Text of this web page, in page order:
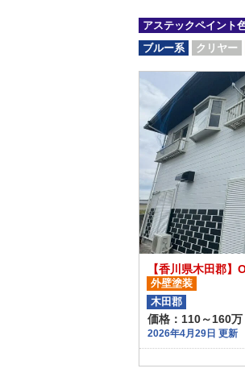
アステックペイント
ブルー系
クリヤー
価格：110～160万
2026年4月29日 更新
外壁塗装
木田郡